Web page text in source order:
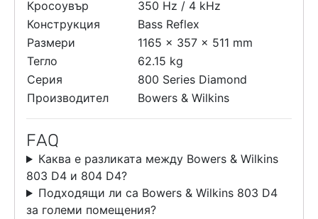
Кросоувър
350 Hz / 4 kHz
Конструкция
Bass Reflex
Размери
1165 x 357 x 511 mm
Тегло
62.15 kg
Серия
800 Series Diamond
Производител
Bowers & Wilkins
FAQ
Каква е разликата между Bowers & Wilkins
803 D4 и 804 D4?
Подходящи ли са Bowers & Wilkins 803 D4
за големи помещения?